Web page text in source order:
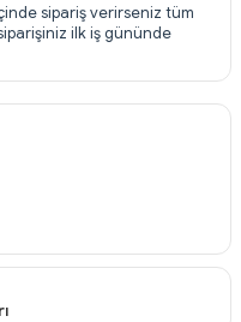
sipariş verirseniz tüm
ilk iş gününde